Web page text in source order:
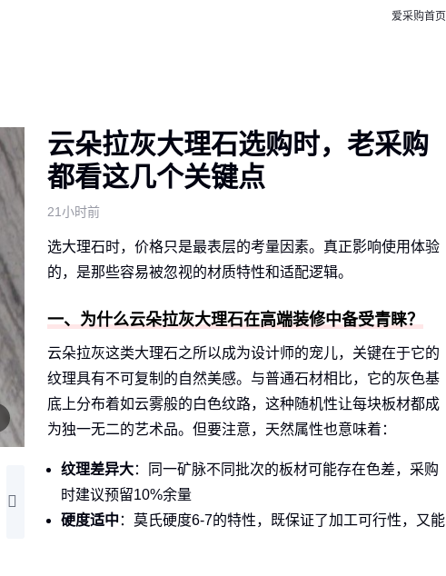
爱采购首页
云朵拉灰大理石选购时，老采购
都看这几个关键点
21小时前
选大理石时，价格只是最表层的考量因素。真正影响使用体验
的，是那些容易被忽视的材质特性和适配逻辑。
一、为什么云朵拉灰大理石在高端装修中备受青睐？
云朵拉灰这类大理石之所以成为设计师的宠儿，关键在于它的
纹理具有不可复制的自然美感。与普通石材相比，它的灰色基
底上分布着如云雾般的白色纹路，这种随机性让每块板材都成
为独一无二的艺术品。但要注意，天然属性也意味着：
纹理差异大：同一矿脉不同批次的板材可能存在色差，采购
时建议预留10%余量
硬度适中 ：莫氏硬度6-7的特性，既保证了加工可行性，又能